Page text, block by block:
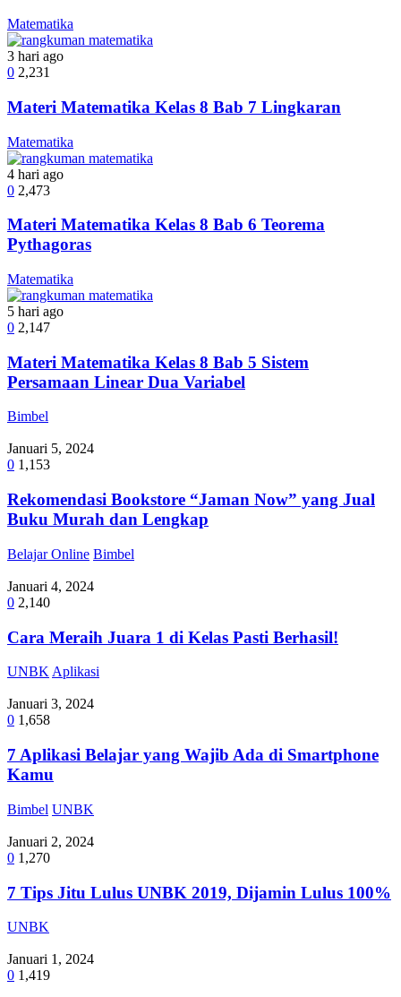
Matematika
3 hari ago
0 2,231
Materi Matematika Kelas 8 Bab 7 Lingkaran
Matematika
4 hari ago
0 2,473
Materi Matematika Kelas 8 Bab 6 Teorema
Pythagoras
Matematika
5 hari ago
0 2,147
Materi Matematika Kelas 8 Bab 5 Sistem
Persamaan Linear Dua Variabel
Bimbel
Januari 5, 2024
0 1,153
Rekomendasi Bookstore “Jaman Now” yang Jual
Buku Murah dan Lengkap
Belajar Online Bimbel
Januari 4, 2024
0 2,140
Cara Meraih Juara 1 di Kelas Pasti Berhasil!
UNBK Aplikasi
Januari 3, 2024
0 1,658
7 Aplikasi Belajar yang Wajib Ada di Smartphone
Kamu
Bimbel UNBK
Januari 2, 2024
0 1,270
7 Tips Jitu Lulus UNBK 2019, Dijamin Lulus 100%
UNBK
Januari 1, 2024
0 1,419